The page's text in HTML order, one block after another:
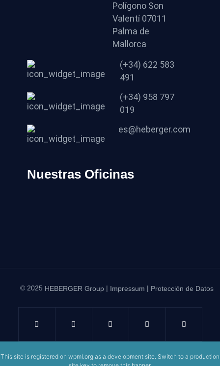
Polígono Son
Valentí 07011
Palma de
Mallorca
(+34) 622 583
491
(+34) 958 797
019
es@heberger.com
Nuestras Oficinas
© 2025 HEBERGER Group | Impressum | Protección de Datos
This site is registered on wpml.org as a development site. Switch to a production